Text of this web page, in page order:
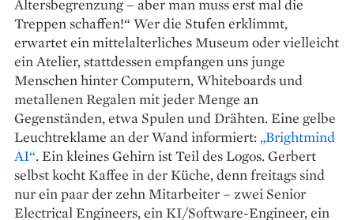
Altersbegrenzung – aber man muss erst mal die
Treppen schaffen!“ Wer die Stufen erklimmt,
erwartet ein mittelalterliches Museum oder vielleicht
ein Atelier, stattdessen empfangen uns junge
Menschen hinter Computern, Whiteboards und
metallenen Regalen mit jeder Menge an
Gegenständen, etwa Spulen und Drähten. Eine gelbe
Leuchtreklame an der Wand informiert: „Brightmind
AI“. Ein kleines Gehirn ist Teil des Logos. Gerbert
selbst kocht Kaffee in der Küche, denn freitags sind
nur ein paar der zehn Mitarbeiter – zwei Senior
Electrical Engineers, ein KI/Software-Engineer, ein